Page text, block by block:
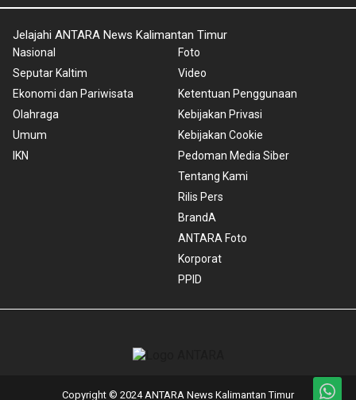
Jelajahi ANTARA News Kalimantan Timur
Nasional
Seputar Kaltim
Ekonomi dan Pariwisata
Olahraga
Umum
IKN
Foto
Video
Ketentuan Penggunaan
Kebijakan Privasi
Kebijakan Cookie
Pedoman Media Siber
Tentang Kami
Rilis Pers
BrandA
ANTARA Foto
Korporat
PPID
Copyright © 2024 ANTARA News Kalimantan Timur